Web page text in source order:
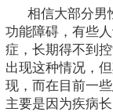
相信大部分男
功能障碍，有些
症，长期得不到
出现这种情况，
现，而在目前一
主要是因为疾病